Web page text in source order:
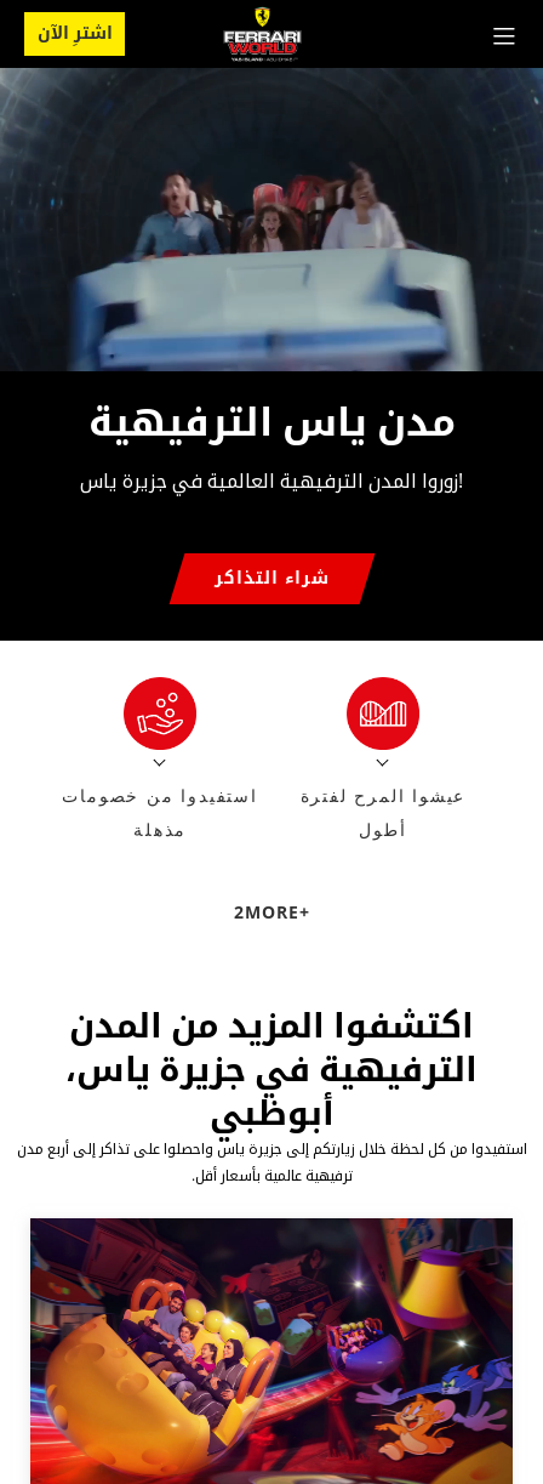
اشترِ الآن
مدن ياس الترفيهية
زوروا المدن الترفيهية العالمية في جزيرة ياس!
شراء التذاكر
عيشوا المرح لفترة
أطول
استفيدوا من خصومات
مذهلة
+
2MORE
اكتشفوا المزيد من المدن
الترفيهية في جزيرة ياس،
أبوظبي
استفيدوا من كل لحظة خلال زيارتكم إلى جزيرة ياس واحصلوا على تذاكر إلى أربع مدن
ترفيهية عالمية بأسعار أقل.